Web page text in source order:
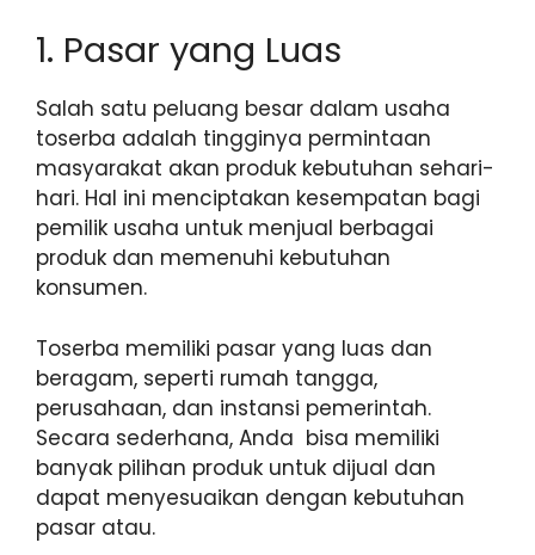
1. Pasar yang Luas
Salah satu peluang besar dalam usaha
toserba adalah tingginya permintaan
masyarakat akan produk kebutuhan sehari-
hari. Hal ini menciptakan kesempatan bagi
pemilik usaha untuk menjual berbagai
produk dan memenuhi kebutuhan
konsumen.
Toserba memiliki pasar yang luas dan
beragam, seperti rumah tangga,
perusahaan, dan instansi pemerintah.
Secara sederhana, Anda bisa memiliki
banyak pilihan produk untuk dijual dan
dapat menyesuaikan dengan kebutuhan
pasar atau.